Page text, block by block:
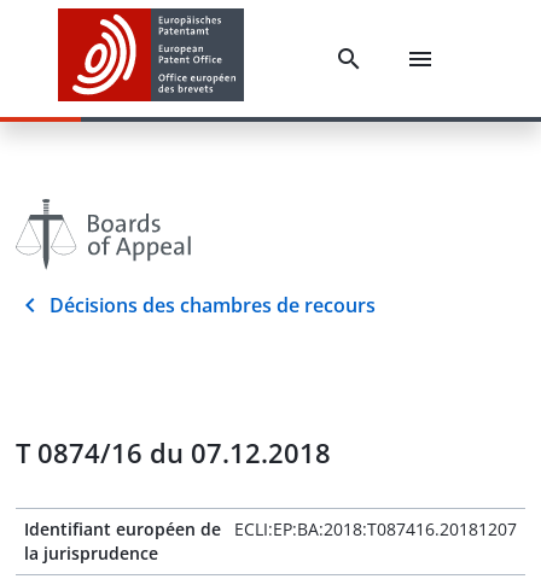
Décisions des chambres de recours
T 0874/16 du 07.12.2018
Identifiant européen de
la jurisprudence
ECLI:EP:BA:2018:T087416.20181207